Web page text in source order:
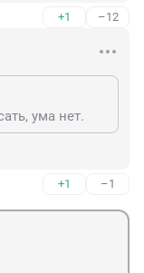
+1 –12
ума нет.
+1 –1